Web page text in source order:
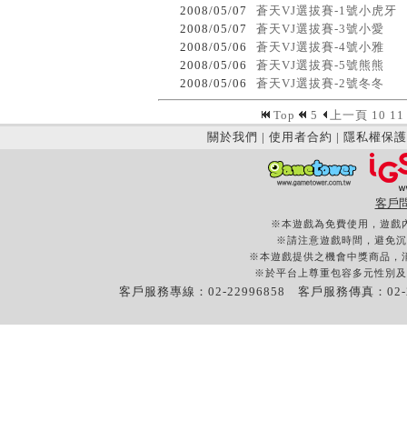
2008/05/07
蒼天VJ選拔賽-1號小虎牙
2008/05/07
蒼天VJ選拔賽-3號小愛
2008/05/06
蒼天VJ選拔賽-4號小雅
2008/05/06
蒼天VJ選拔賽-5號熊熊
2008/05/06
蒼天VJ選拔賽-2號冬冬
Top 5 上一頁 10 11
關於我們 | 使用者合約 | 隱私權保護
客戶
※本遊戲為免費使用，遊戲
※請注意遊戲時間，避免
※本遊戲提供之機會中獎商品，
※於平台上尊重包容多元性別
客戶服務專線：02-22996858 客戶服務傳真：